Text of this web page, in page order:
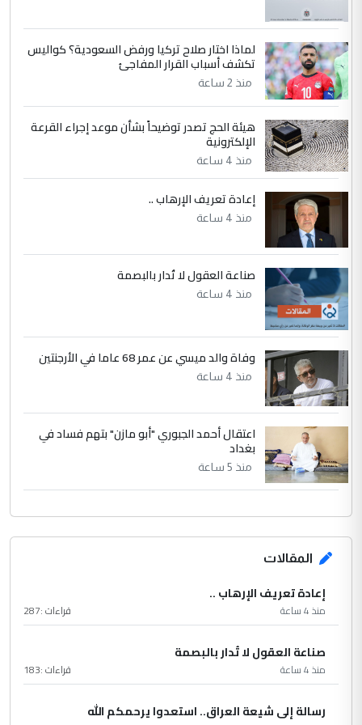
جامعاتها سنويا
5 عبد الأمير جاسم هليل
التعليق : نحن اباء الطلاب الأوائل على العراق
نتشرف بلقاء السيد احمد الصافي في العتبات
الموضوع :
مكتب السيد احمد الصافي : لا يوجود
لدينا اي حساب على الفيس بوك وتويتر
لماذا اختار صلاح تركيا ورفض السعودية؟ كواليس
تكشف أسباب القرار المفاجئ
منذ 2 ساعة
هيئة الحج تصدر توضيحاً بشأن موعد إجراء القرعة
الإلكترونية
منذ 4 ساعة
إعادة تعريف الإرهاب ..
منذ 4 ساعة
صناعة العقول لا تُدار بالبصمة
منذ 4 ساعة
وفاة والد ميسي عن عمر 68 عاما في الأرجنتين
منذ 4 ساعة
اعتقال أحمد الجبوري "أبو مازن" بتهم فساد في
بغداد
منذ 5 ساعة
المقالات
إعادة تعريف الإرهاب ..
منذ 4 ساعة قراءات :287
صناعة العقول لا تُدار بالبصمة
منذ 4 ساعة قراءات :183
رسالة إلى شيعة العراق.. استعدوا يرحمكم الله